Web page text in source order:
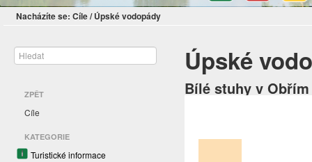
Nacházíte se: Cíle/ Úpské vodopády
ZPĚT
Cíle
KATEGORIE
Turistické informace
Úpské
Bílé stuhy v